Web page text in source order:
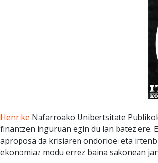
Henrike Nafarroako Unibertsitate
finantzen inguruan egin du lan batez
aproposa da krisiaren ondorioei eta
ekonomiaz modu errez baina sakonean